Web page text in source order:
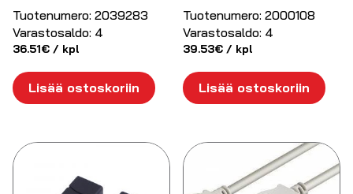
Tuotenumero: 2039283
Varastosaldo: 4
36.51€ / kpl
Lisää ostoskoriin
Tuotenumero: 2000108
Varastosaldo: 4
39.53€ / kpl
Lisää ostoskoriin